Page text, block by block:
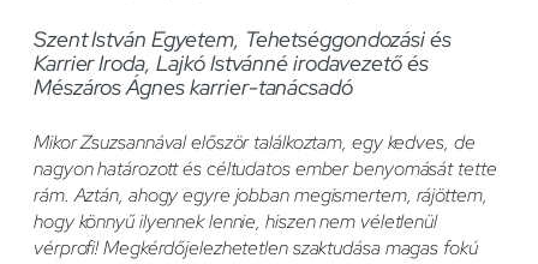
Szent István Egyetem, Tehetséggondozási és
Karrier Iroda, Lajkó Istvánné irodavezető és
Mészáros Ágnes karrier-tanácsadó
Mikor Zsuzsannával először találkoztam, egy kedves, de
nagyon határozott és céltudatos ember benyomását tette
rám. Aztán, ahogy egyre jobban megismertem, rájöttem,
hogy könnyű ilyennek lennie, hiszen nem véletlenül
vérprofi! Megkérdőjelezhetetlen szaktudása magas fokú